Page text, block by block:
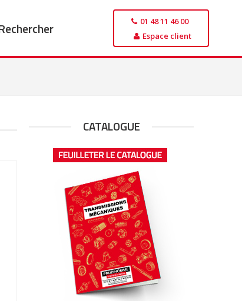
01 48 11 46 00
Espace client
CATALOGUE